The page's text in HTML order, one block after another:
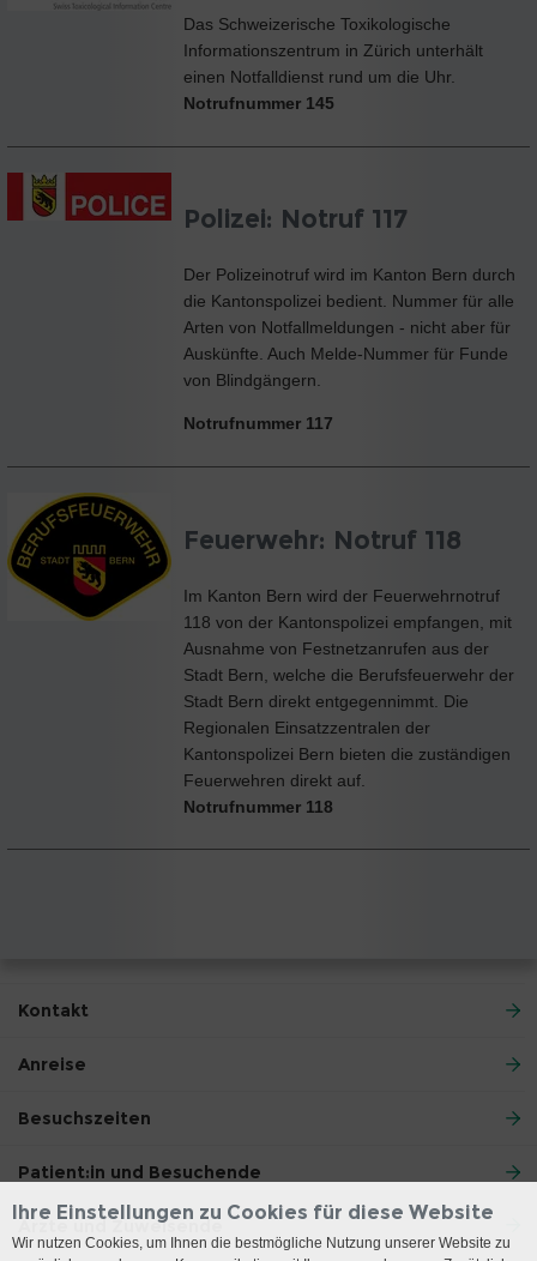
Das Schweizerische Toxikologische
Informationszentrum in Zürich unterhält
einen Notfalldienst rund um die Uhr.
Notrufnummer 145
Polizei: Notruf 117
Der Polizeinotruf wird im Kanton Bern durch
die Kantonspolizei bedient. Nummer für alle
Arten von Notfallmeldungen - nicht aber für
Auskünfte. Auch Melde-Nummer für Funde
von Blindgängern.
Notrufnummer 117
Feuerwehr: Notruf 118
Im Kanton Bern wird der Feuerwehrnotruf
118 von der Kantonspolizei empfangen, mit
Ausnahme von Festnetzanrufen aus der
Stadt Bern, welche die Berufsfeuerwehr der
Stadt Bern direkt entgegennimmt. Die
Regionalen Einsatzzentralen der
Kantonspolizei Bern bieten die zuständigen
Feuerwehren direkt auf.
Notrufnummer 118
Kontakt
Anreise
Besuchszeiten
Patient:in und Besuchende
Ärzte und Zuweisende
Ihre Einstellungen zu Cookies für diese Website
Wir nutzen Cookies, um Ihnen die bestmögliche Nutzung unserer Website zu